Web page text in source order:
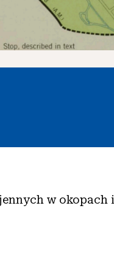
w okopach i